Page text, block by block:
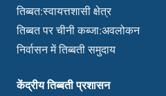
तिब्बत:स्वायत्तशासी क्षेत्र
तिब्बत पर चीनी कब्जा:अवलोकन
निर्वासन में तिब्बती समुदाय
केंद्रीय तिब्बती प्रशासन